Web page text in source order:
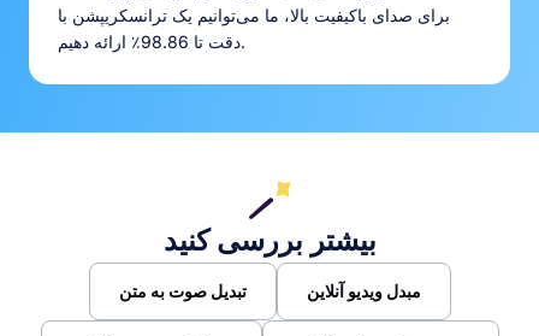
برای صدای باکیفیت بالا، ما می‌توانیم یک ترانسکریپشن با
دقت تا 98.86٪ ارائه دهیم.
بیشتر بررسی کنید
تبدیل صوت به متن مبدل ویدیو آنلاین